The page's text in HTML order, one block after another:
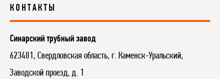
КОНТАКТЫ
Синарский трубный завод
623401, Свердловская область, г. Каменск-Уральский,
Заводской проезд, д. 1